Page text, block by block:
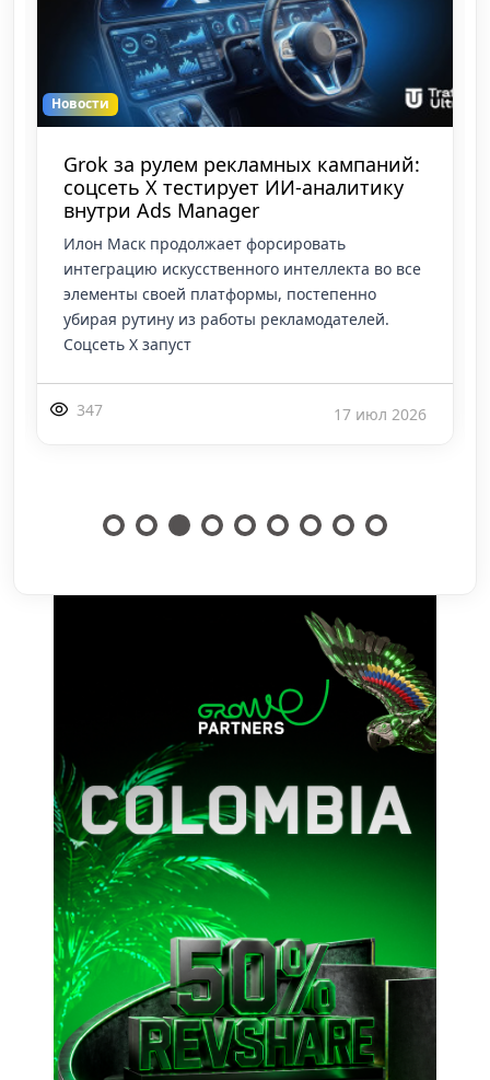
Новости
Как лить на TikTok Shop без банов:
платформа выкатила новые
требования к УБТ-контенту
Для тех, кто плотно сидит на УБТ в TikTok и
качает бесплатный трафик под слив, выкатили
новые правила игры. ТТ опубликовал
подробный мануал по работе алгоритмов
рекоменда
660 17 июл 2026